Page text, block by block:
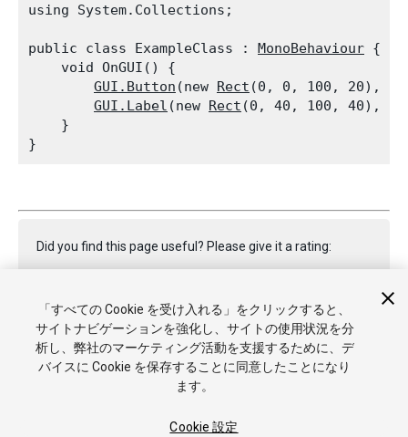
using System.Collections;
public class ExampleClass : MonoBehaviour {
    void OnGUI() {
GUI.Button (new Rect (0, 0, 100, 20),
GUI.Label (new Rect (0, 40, 100, 40),
    }
Did you find this page useful? Please give it a rating:
Report a problem on this page
「すべての Cookie を受け入れる」をクリックすると、
サイトナビゲーションを強化し、サイトの使用状況を分
析し、弊社のマーケティング活動を支援するために、デ
バイスに Cookie を保存することに同意したことになり
ます。
Cookie 設定